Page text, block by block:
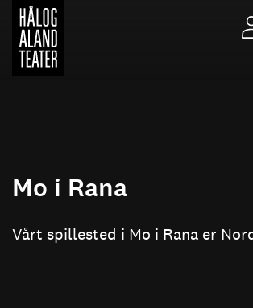
Hopp
hovedinnhold
Mo i Rana
Vårt spillested i Mo i Rana er